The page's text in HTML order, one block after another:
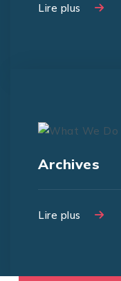
Lire plus
Archives
Lire plus